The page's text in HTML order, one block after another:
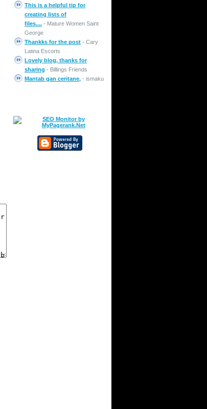
This is a helpful tip for
creating lists of
files.... - Mature Women Saint
George
Thankks for the post - Cary
Latina Escorts
Lovely blog, thanks for
sharing - Billings Friends
Mantab gan ceritane, - ismaku